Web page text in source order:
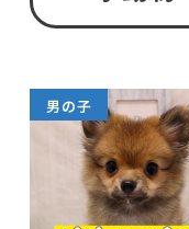
男の子